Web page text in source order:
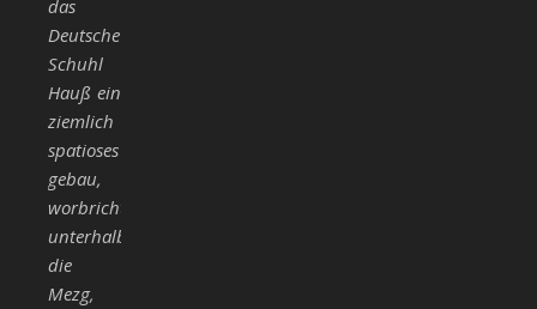
das
Deutsche
Schuhl
Hauß ein
ziemlich
spatioses
gebau,
worbricht
unterhalb
die
Mezg,